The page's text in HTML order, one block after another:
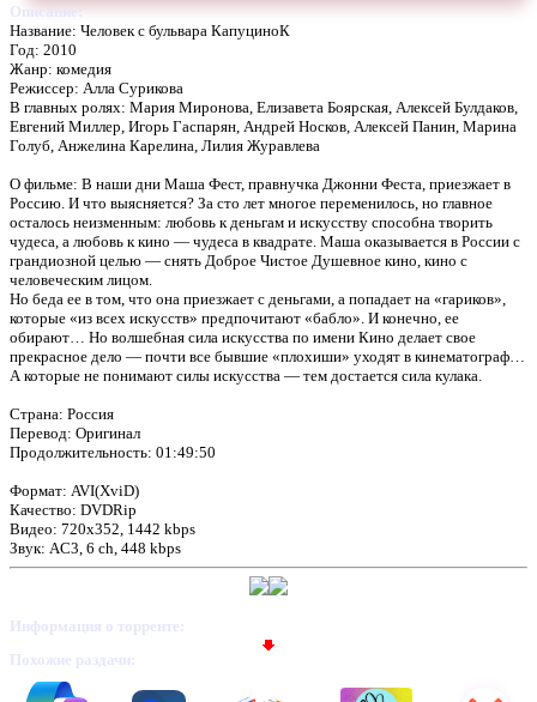
Описание:
Название: Человек с бульвара КапуциноК
Год: 2010
Жанр: комедия
Режиссер: Алла Сурикова
В главных ролях: Мария Миронова, Елизавета Боярская, Алексей Булдаков,
Евгений Миллер, Игорь Гаспарян, Андрей Носков, Алексей Панин, Марина
Голуб, Анжелина Карелина, Лилия Журавлева
О фильме: В наши дни Маша Фест, правнучка Джонни Феста, приезжает в
Россию. И что выясняется? За сто лет многое переменилось, но главное
осталось неизменным: любовь к деньгам и искусству способна творить
чудеса, а любовь к кино — чудеса в квадрате. Маша оказывается в России с
грандиозной целью — снять Доброе Чистое Душевное кино, кино с
человеческим лицом.
Но беда ее в том, что она приезжает с деньгами, а попадает на «гариков»,
которые «из всех искусств» предпочитают «бабло». И конечно, ее
обирают… Но волшебная сила искусства по имени Кино делает свое
прекрасное дело — почти все бывшие «плохиши» уходят в кинематограф…
А которые не понимают силы искусства — тем достается сила кулака.
Страна: Россия
Перевод: Оригинал
Продолжительность: 01:49:50
Формат: AVI(XviD)
Качество: DVDRip
Видео: 720x352, 1442 kbps
Звук: AC3, 6 ch, 448 kbps
Информация о торренте:
Похожие раздачи: